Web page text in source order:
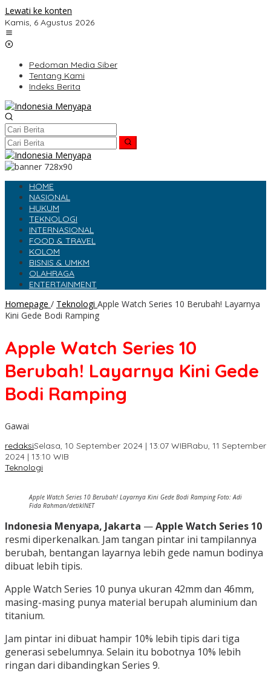
Lewati ke konten
Kamis, 6 Agustus 2026
Pedoman Media Siber
Tentang Kami
Indeks Berita
HOME
NASIONAL
HUKUM
TEKNOLOGI
INTERNASIONAL
FOOD & TRAVEL
KOLOM
BISNIS & UMKM
OLAHRAGA
ENTERTAINMENT
Homepage / Teknologi Apple Watch Series 10 Berubah! Layarnya
Kini Gede Bodi Ramping
Apple Watch Series 10
Berubah! Layarnya Kini Gede
Bodi Ramping
Gawai
redaksiSelasa, 10 September 2024 | 13:07 WIBRabu, 11 September
2024 | 13:10 WIB
Teknologi
Apple Watch Series 10 Berubah! Layarnya Kini Gede Bodi Ramping Foto: Adi
Fida Rahman/detikINET
Indonesia Menyapa, Jakarta —Apple Watch Series 10
resmi diperkenalkan. Jam tangan pintar ini tampilannya
berubah, bentangan layarnya lebih gede namun bodinya
dibuat lebih tipis.
Apple Watch Series 10 punya ukuran 42mm dan 46mm,
masing-masing punya material berupah aluminium dan
titanium.
Jam pintar ini dibuat hampir 10% lebih tipis dari tiga
generasi sebelumnya. Selain itu bobotnya 10% lebih
ringan dari dibandingkan Series 9.